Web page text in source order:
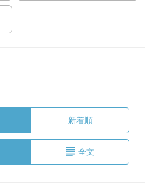
新着順
全文